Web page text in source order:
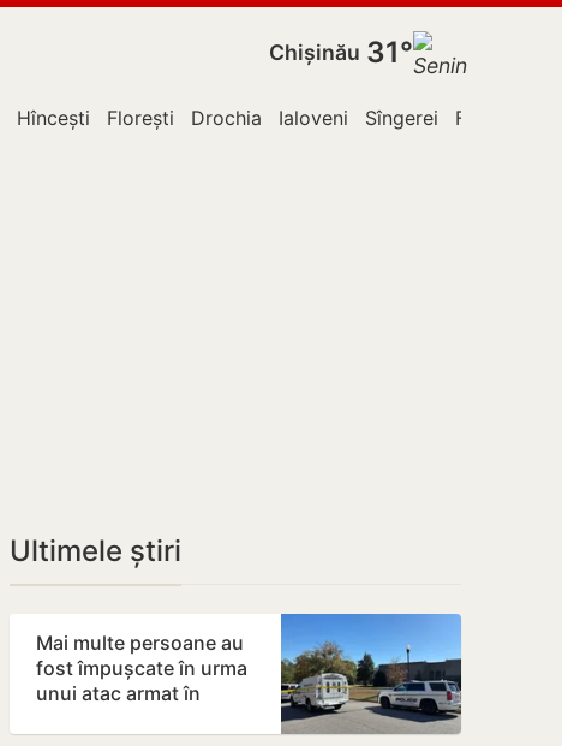
Chișinău 31°
Hîncești Florești Drochia Ialoveni Sîngerei Fălești
Ultimele știri
Mai multe persoane au
fost împușcate în urma
unui atac armat în